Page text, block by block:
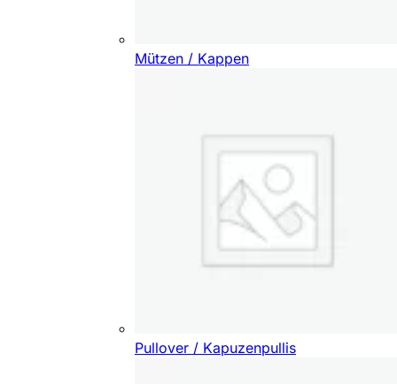
Mützen / Kappen
Pullover / Kapuzenpullis